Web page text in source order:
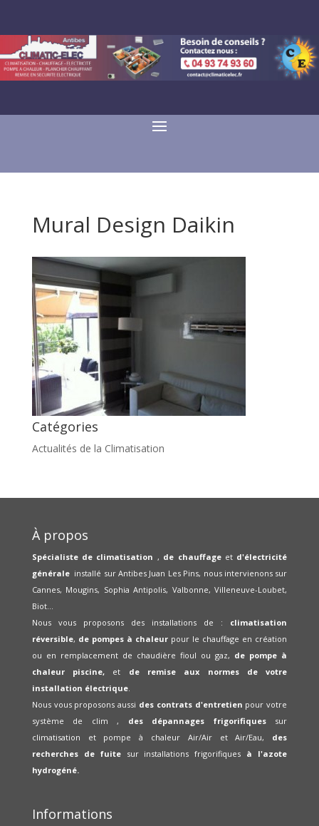
Mural Design Daikin
Catégories
Actualités de la Climatisation
À propos
Spécialiste de climatisation , de chauffageet d'électricité
générale installé sur Antibes Juan Les Pins, nous intervienons sur
Cannes, Mougins, Sophia Antipolis, Valbonne, Villeneuve-Loubet,
Biot...
Nous vous proposons des installations de : climatisation
réversible, de pompes à chaleurpour le chauffage en création
ou en remplacement de chaudière fioul ou gaz, de pompe à
chaleur piscine, et de remise aux normes de votre
installation électrique.
Nous vous proposons aussi des contrats d'entretien pour votre
système de clim , des dépannages frigorifiquessur
climatisation et pompe à chaleur Air/Air et Air/Eau, des
recherches de fuite sur installations frigorifiques à l'azote
hydrogéné.
Informations